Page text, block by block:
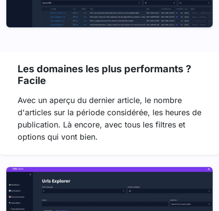
Les domaines les plus performants ?
Facile
Avec un aperçu du dernier article, le nombre
d'articles sur la période considérée, les heures de
publication. Là encore, avec tous les filtres et
options qui vont bien.